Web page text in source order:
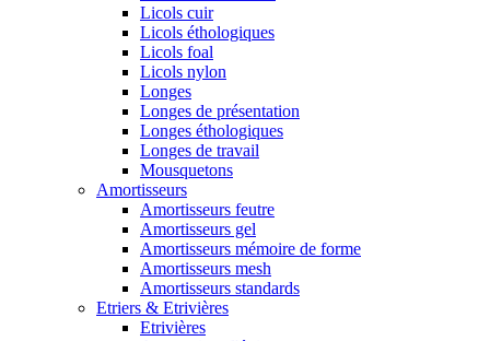
Licols cuir
Licols éthologiques
Licols foal
Licols nylon
Longes
Longes de présentation
Longes éthologiques
Longes de travail
Mousquetons
Amortisseurs
Amortisseurs feutre
Amortisseurs gel
Amortisseurs mémoire de forme
Amortisseurs mesh
Amortisseurs standards
Etriers & Etrivières
Etrivières